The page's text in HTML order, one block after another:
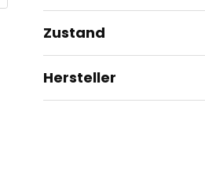
Zustand
Hersteller